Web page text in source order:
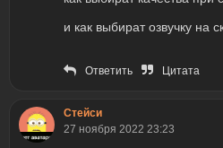
и как выбират озвучку на
Ответить Цитата
Стейси
27 ноября 2022 23:23